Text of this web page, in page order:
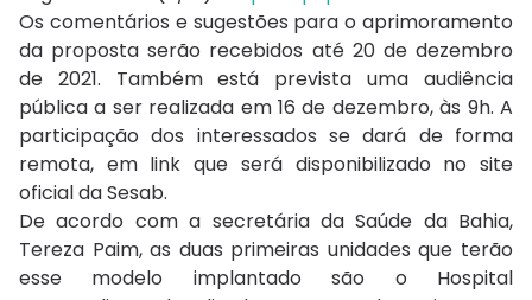
Os comentários e sugestões para o aprimoramento
da proposta serão recebidos até 20 de dezembro
de 2021. Também está prevista uma audiência
pública a ser realizada em 16 de dezembro, às 9h. A
participação dos interessados se dará de forma
remota, em link que será disponibilizado no site
oficial da Sesab.
De acordo com a secretária da Saúde da Bahia,
Tereza Paim, as duas primeiras unidades que terão
esse modelo implantado são o Hospital